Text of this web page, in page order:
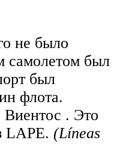
не было
самолетом был
был
флота.
Виентос . Это
LAPE. (Líneas